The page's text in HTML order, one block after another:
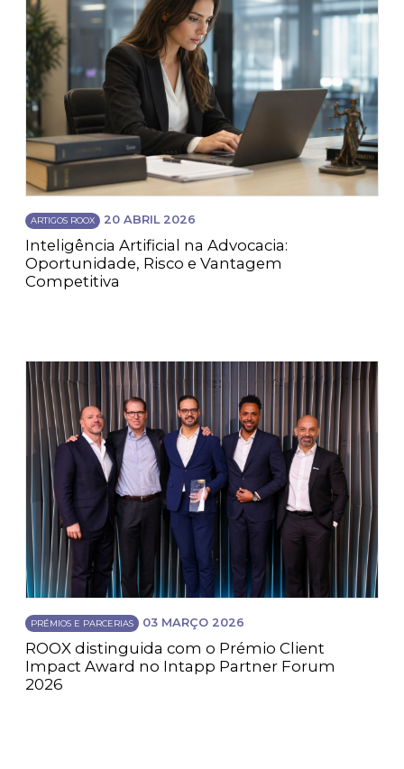
ARTIGOS ROOX 20 ABRIL 2026
Inteligência Artificial na Advocacia:
Oportunidade, Risco e Vantagem
Competitiva
PRÉMIOS E PARCERIAS 03 MARÇO 2026
ROOX distinguida com o Prémio Client
Impact Award no Intapp Partner Forum
2026